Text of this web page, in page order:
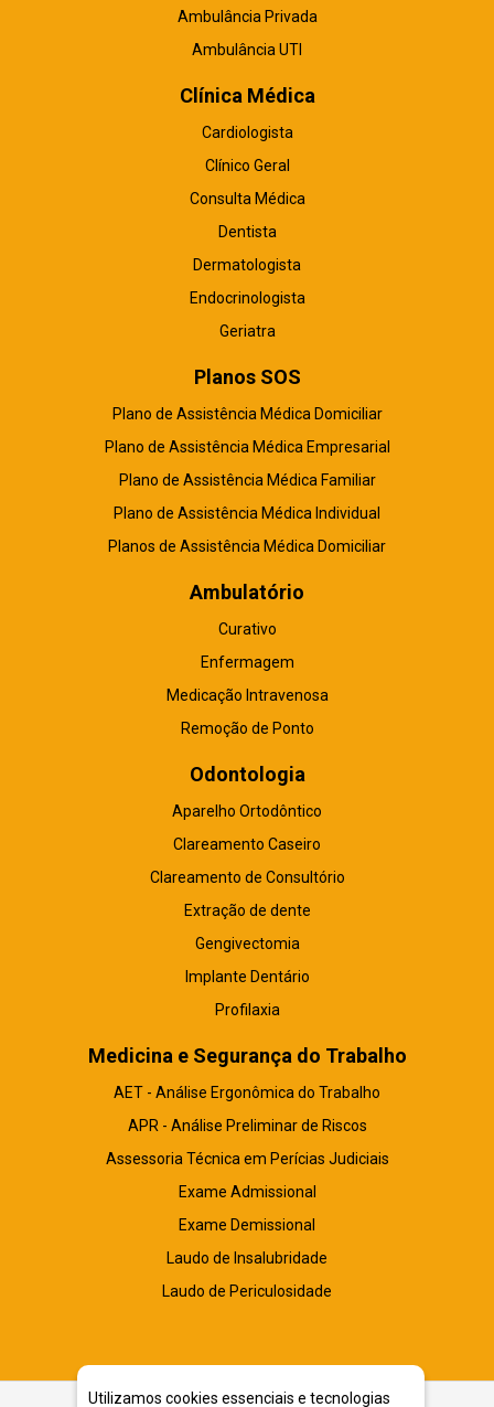
Ambulância Privada
Ambulância UTI
Clínica Médica
Cardiologista
Clínico Geral
Consulta Médica
Dentista
Dermatologista
Endocrinologista
Geriatra
Planos SOS
Plano de Assistência Médica Domiciliar
Plano de Assistência Médica Empresarial
Plano de Assistência Médica Familiar
Plano de Assistência Médica Individual
Planos de Assistência Médica Domiciliar
Ambulatório
Curativo
Enfermagem
Medicação Intravenosa
Remoção de Ponto
Odontologia
Aparelho Ortodôntico
Clareamento Caseiro
Clareamento de Consultório
Extração de dente
Gengivectomia
Implante Dentário
Profilaxia
Medicina e Segurança do Trabalho
AET - Análise Ergonômica do Trabalho
APR - Análise Preliminar de Riscos
Assessoria Técnica em Perícias Judiciais
Exame Admissional
Exame Demissional
Laudo de Insalubridade
Laudo de Periculosidade
Utilizamos cookies essenciais e tecnologias